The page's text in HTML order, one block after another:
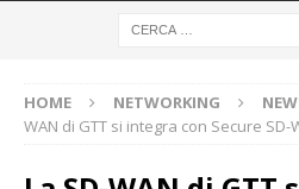
HOME NETWORKING
WAN di GTT si integra con Secure SD-